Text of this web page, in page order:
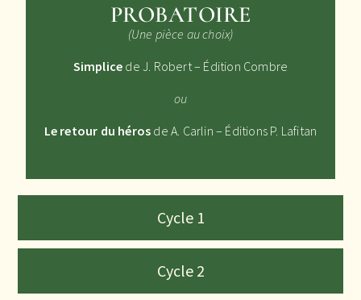
Cycle 1
Cycle 2
PROBATOIRE
(Une pièce au choix)
Simplice de J. Robert – Édition Combre
ou
Le retour du héros de A. Carlin – Éditions P. Lafitan